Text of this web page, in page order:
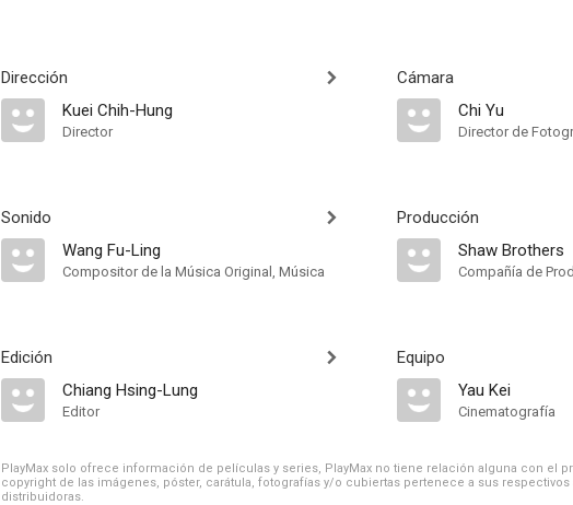
Dirección
Kuei Chih-Hung
Director
Sonido
Wang Fu-Ling
Compositor de la Música Original, Música
Edición
Chiang Hsing-Lung
Editor
Cámara
Chi Yu
Director de
Producción
Shaw Brothers
Compañía de
Equipo
Yau Kei
Cinematografía
PlayMax solo ofrece información de películas y series, PlayMax no tiene relación alguna con el
copyright de las imágenes, póster, carátula, fotografías y/o cubiertas pertenece a sus
distribuidoras.